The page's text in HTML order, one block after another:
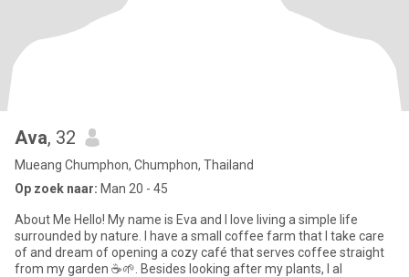
Ava, 32
Mueang Chumphon, Chumphon, Thailand
Op zoek naar: Man 20 - 45
About Me Hello! My name is Eva and I love living a simple life
surrounded by nature. I have a small coffee farm that I take care
of and dream of opening a cozy café that serves coffee straight
from my garden ☕🌱. Besides looking after my plants, I al